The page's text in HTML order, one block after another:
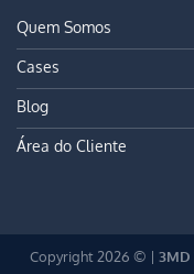
Quem Somos
Cases
Blog
Área do Cliente
Copyright 2026 © | 3MD